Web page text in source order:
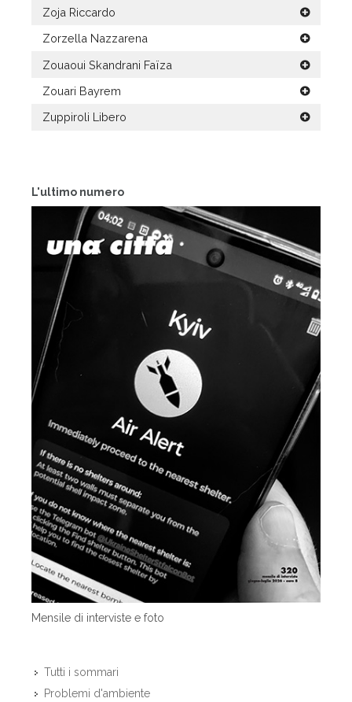
L'ultimo numero
Mensile di interviste e foto
Tutti i sommari
Problemi d'ambiente
Zoja Riccardo
Zorzella Nazzarena
Zouaoui Skandrani Faïza
Zouari Bayrem
Zuppiroli Libero